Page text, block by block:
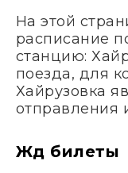
На этой
расписание
станцию:
поезда, для
Хайрузовка
отправления
Жд билеты